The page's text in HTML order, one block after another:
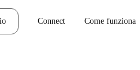
Connect Come funziona